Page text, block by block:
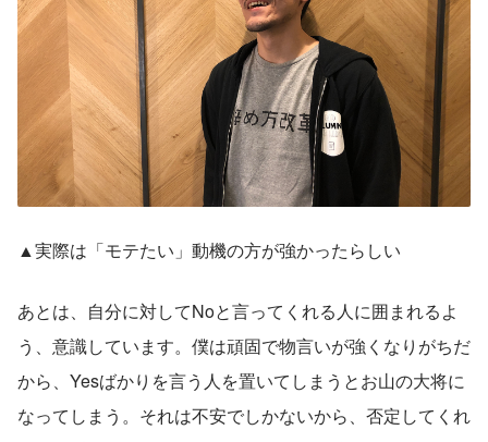
▲実際は「モテたい」動機の方が強かったらしい
あとは、自分に対してNoと言ってくれる人に囲まれるよ
う、意識しています。僕は頑固で物言いが強くなりがちだ
から、Yesばかりを言う人を置いてしまうとお山の大将に
なってしまう。それは不安でしかないから、否定してくれ